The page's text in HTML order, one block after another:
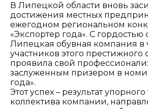
В Липецкой области вновь
достижения местных
ежегодном региональном
«Экспортер года». С гордостью
Липецкая обувная компания в
участников этого престижного
проявила свой
заслуженным призером в
года».
Этот успех – результат упорного
коллектива компании,